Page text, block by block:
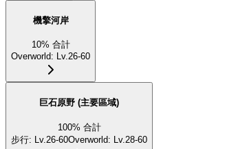
機擎河岸
10% 合計
Overworld: Lv.26-60
巨石原野 (主要區域)
100% 合計
步行: Lv.26-60Overworld: Lv.28-60